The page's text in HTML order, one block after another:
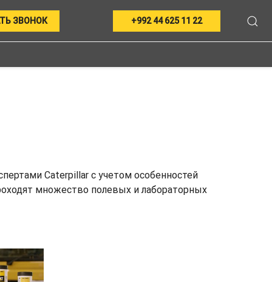
ЗВОНОК +992 44 625 11 22
Caterpillar с учетом особенностей
множество полевых и лабораторных